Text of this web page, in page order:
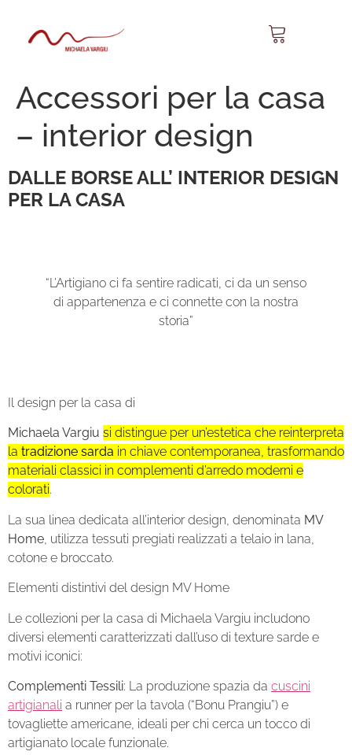
Accessori per la casa
– interior design
DALLE BORSE ALL’ INTERIOR DESIGN
PER LA CASA
“L’Artigiano ci fa sentire radicati, ci da un senso
di appartenenza e ci connette con la nostra
storia”
Il design per la casa di
Michaela Vargiu si distingue per un’estetica che reinterpreta
la tradizione sarda in chiave contemporanea, trasformando
materiali classici in complementi d’arredo moderni e
colorati.
La sua linea dedicata all’interior design, denominata MV
Home , utilizza tessuti pregiati realizzati a telaio in lana,
cotone e broccato.
Elementi distintivi del design MV Home
Le collezioni per la casa di Michaela Vargiu includono
diversi elementi caratterizzati dall’uso di texture sarde e
motivi iconici:
Complementi Tessili: La produzione spazia da cuscini
artigianali a runner per la tavola (“Bonu Prangiu”) e
tovagliette americane, ideali per chi cerca un tocco di
artigianato locale funzionale.